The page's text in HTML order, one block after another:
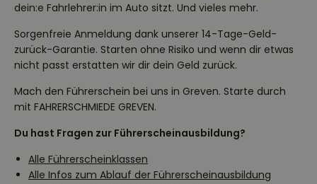
dein:e Fahrlehrer:in im Auto sitzt. Und vieles mehr.
Sorgenfreie Anmeldung dank unserer 14-Tage-Geld-
zurück-Garantie. Starten ohne Risiko und wenn dir etwas
nicht passt erstatten wir dir dein Geld zurück.
Mach den Führerschein bei uns in Greven. Starte durch
mit FAHRERSCHMIEDE GREVEN.
Du hast Fragen zur Führerscheinausbildung?
Alle Führerscheinklassen
Alle Infos zum Ablauf der Führerscheinausbildung